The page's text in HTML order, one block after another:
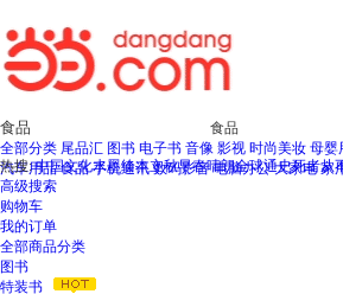
食品
全部分类 尾品汇 图书 电子书 音像 影视 时尚美妆 母婴
汽车用品 食品 手机通讯 数码影音 电脑办公 大家电 家
热搜:中国文化水墨绘本立秋早春晴朗全球通史死者从
高级搜索
购物车
我的订单
全部商品分类
图书
特装书
窗
口
打
开
障
碍
说
明
页
面,
按
Ctrl
加